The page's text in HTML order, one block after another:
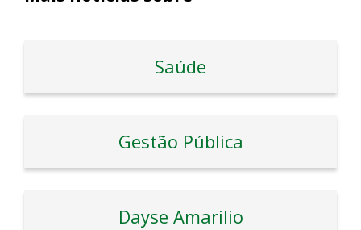
Saúde
Gestão Pública
Dayse Amarilio